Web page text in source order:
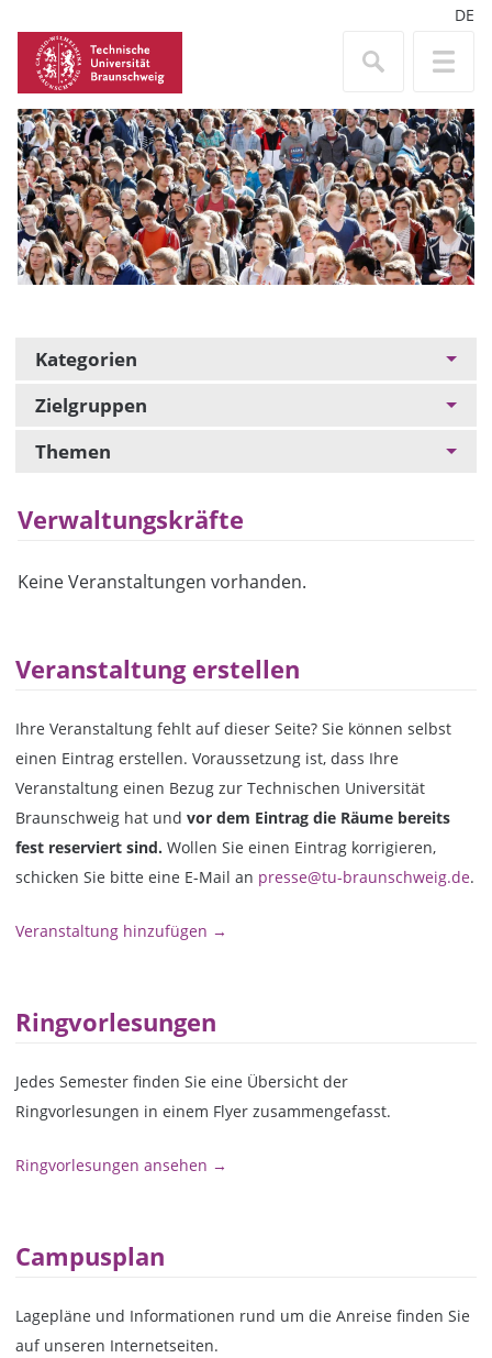
DE
Kategorien
Zielgruppen
Themen
Verwaltungskräfte
Keine Veranstaltungen vorhanden.
Veranstaltung erstellen
Ihre Veranstaltung fehlt auf dieser Seite? Sie können selbst
einen Eintrag erstellen. Voraussetzung ist, dass Ihre
Veranstaltung einen Bezug zur Technischen Universität
Braunschweig hat undvor dem Eintrag die Räume bereits
fest reserviert sind. Wollen Sie einen Eintrag korrigieren,
schicken Sie bitte eine E-Mail an presse@tu-braunschweig.de.
Veranstaltung hinzufügen →
Ringvorlesungen
Jedes Semester finden Sie eine Übersicht der
Ringvorlesungen in einem Flyer zusammengefasst.
Ringvorlesungen ansehen →
Campusplan
Lagepläne und Informationen rund um die Anreise finden Sie
auf unseren Internetseiten.